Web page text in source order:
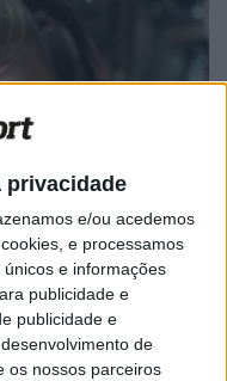
privacidade
e/ou acedemos
e processamos
e informações
publicidade e
publicidade e
de
os nossos parceiros
da cilindrada de 1000
é a redução da
850 cc,